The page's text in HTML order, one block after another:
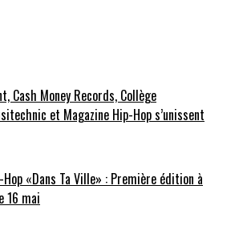
Cash Money Records, Collège
et Magazine Hip-Hop s’unissent
Hop «Dans Ta Ville» : Première édition à
16 mai